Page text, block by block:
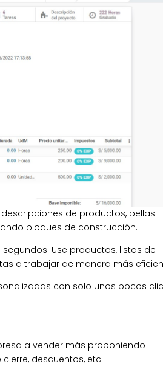
de productos, bellas
bloques de construcción.
Use productos, listas de
a trabajar de manera más
con solo unos pocos
a vender más proponiendo
descuentos, etc.